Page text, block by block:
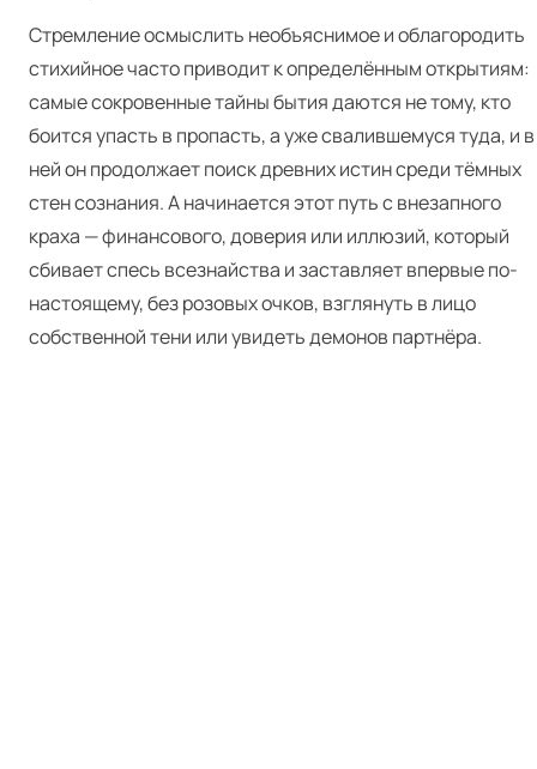
Стремление осмыслить необъяснимое и облагородить
стихийное часто приводит к определённым открытиям:
самые сокровенные тайны бытия даются не тому, кто
боится упасть в пропасть, а уже свалившемуся туда, и в
ней он продолжает поиск древних истин среди тёмных
стен сознания. А начинается этот путь с внезапного
краха — финансового, доверия или иллюзий, который
сбивает спесь всезнайства и заставляет впервые по-
настоящему, без розовых очков, взглянуть в лицо
собственной тени или увидеть демонов партнёра.